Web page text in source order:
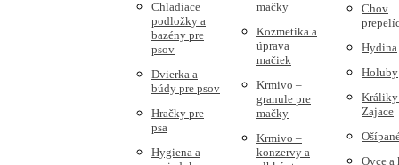
Chladiace
podložky a
bazény pre
psov
Dvierka a
búdy pre psov
Hračky pre
psa
Hygiena a
mačky
Kozmetika a
úprava
mačiek
Krmivo –
granule pre
mačky
Krmivo –
konzervy a
Chov
Hydina
Holuby
Zajace
Ovce a